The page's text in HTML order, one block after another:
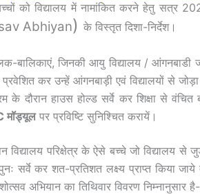
को विद्यालय में नामांकित करने हेतु सत्र
Abhiyan) के विस्तृत दिशा-निर्देश।
बालिकाएं, जिनकी आयु विद्यालय /
कर उन्हें आंगनबाड़ी एवं विद्यालयों से
के दौरान हाउस होल्ड सर्वे कर शिक्षा से
मॉड्यूलपर प्रविष्टि सुनिश्चित करायें।
विद्यालय परिक्षेत्र के ऐसे बच्चे जो विद्यालय
सर्वे कर शत-प्रतिशत लक्ष्य प्राप्त किया जाये
अभियान का तिथिवार विवरण निम्नानुसार है-